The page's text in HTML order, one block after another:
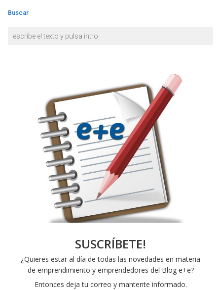
Buscar
SUSCRÍBETE!
¿Quieres estar al día de todas las novedades en materia
de emprendimiento y emprendedores del Blog e+e?
Entonces deja tu correo y mantente informado.